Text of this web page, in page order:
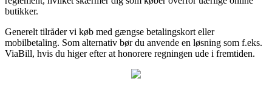
butikker.
Generelt tilråder vi køb med gængse betalingskort eller
mobilbetaling. Som alternativ bør du anvende en løsning som f.eks.
ViaBill, hvis du higer efter at honorere regningen ude i fremtiden.